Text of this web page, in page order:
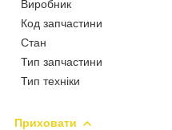
Виробник
Код запчастини
Стан
Тип запчастини
Тип техніки
Приховати